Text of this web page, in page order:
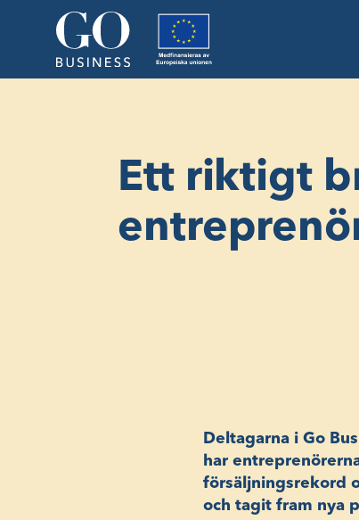
Ett riktigt
Deltagarna i Go
har
försäljningsrekord
och tagit fram nya